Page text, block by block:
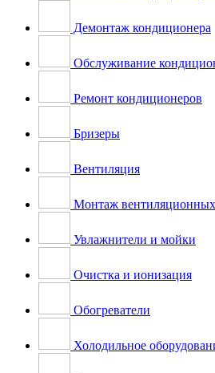
Демонтаж кондиционера
Обслуживание
Ремонт кондиционеров
Бризеры
Вентиляция
Монтаж вентиляционных
Увлажнители и мойки
Очистка и ионизация
Обогреватели
Холодильное